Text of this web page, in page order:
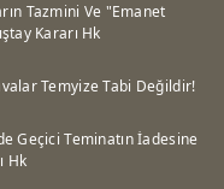
Tazmini Ve "Emanet
Kararı Hk
Temyize Tabi Değildir!
Geçici Teminatın İadesine
Hk